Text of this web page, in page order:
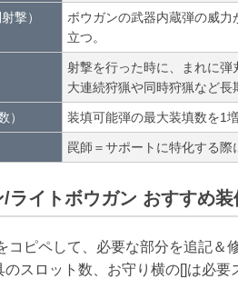
撃）
ボウガンの武器内蔵弾の威
立つ。
射撃を行った時に、まれに
大連続狩猟や同時狩猟など長
） 装填可能弾の最大装填数を1
罠師＝サポートに特化する
ライトボウガン おすすめ
コピペして、必要な部分を追記＆
スロット数、お守り横の[]は必要